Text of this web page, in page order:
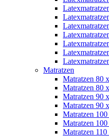
Matratzen
Matratzen 80
Matratzen 80
Matratzen 90
Matratzen 90
Matratzen
Matratzen
Matratzen